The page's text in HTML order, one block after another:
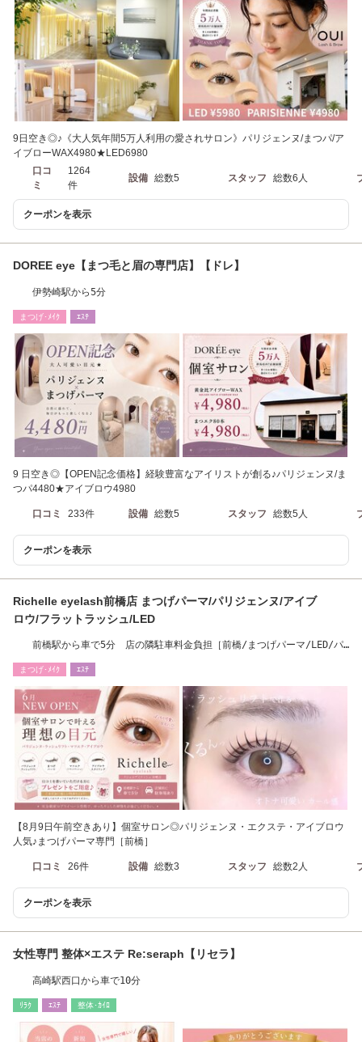
9日空き◎♪《大人気年間5万人利用の愛されサロン》パリジェンヌ/まつパ/ア
イブローWAX4980★LED6980
口コ
ミ
1264
件
設備 総数5 スタッフ 総数6人
クーポンを表示
DOREE eye【まつ毛と眉の専門店】【ドレ】
伊勢崎駅から5分
まつげ･ﾒｲｸ ｴｽﾃ
9 日空き◎【OPEN記念価格】経験豊富なアイリストが創る♪パリジェンヌ/ま
つパ4480★アイブロウ4980
口コミ 233件 設備 総数5 スタッフ 総数5人
クーポンを表示
Richelle eyelash前橋店 まつげパーマ/パリジェンヌ/アイブ
ロウ/フラットラッシュ/LED
前橋駅から車で5分 店の隣駐車料金負担［前橋/まつげパーマ/LED/パ
まつげ･ﾒｲｸ ｴｽﾃ
【8月9日午前空きあり】個室サロン◎パリジェンヌ・エクステ・アイブロウ
人気♪まつげパーマ専門［前橋］
口コミ 26件 設備 総数3 スタッフ 総数2人
クーポンを表示
女性専門 整体×エステ Re:seraph【リセラ】
高崎駅西口から車で10分
ﾘﾗｸ ｴｽﾃ 整体･ｶｲﾛ